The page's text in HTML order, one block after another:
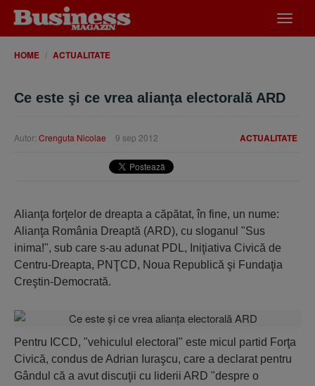
meniu
HOME ACTUALITATE
Ce este şi ce vrea alianţa electorală ARD
ACTUALITATE
Autor: Crenguta Nicolae 9 sep 2012
Alianţa forţelor de dreapta a căpătat, în fine, un nume:
Alianţa România Dreaptă (ARD), cu sloganul "Sus
inima!", sub care s-au adunat PDL, Iniţiativa Civică de
Centru-Dreapta, PNŢCD, Noua Republică şi Fundaţia
Creştin-Democrată.
Pentru ICCD, "vehiculul electoral" este micul partid Forţa
Civică, condus de Adrian Iuraşcu, care a declarat pentru
Gândul că a avut discuţii cu liderii ARD "despre o